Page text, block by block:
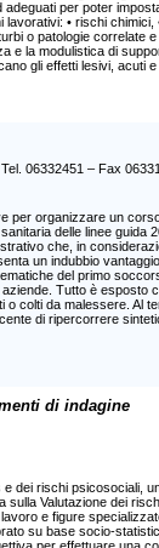
per poter
• rischi
o patologie correlate
e la modulistica di
gli effetti lesivi, acuti
06332451 – Fax
per organizzare un
delle linee guida
che, in
un indubbio
del primo
Tutto è
colti da malessere. Al
di ripercorrere
di indagine
dei rischi psicosociali,
Valutazione dei
e figure
su base socio-